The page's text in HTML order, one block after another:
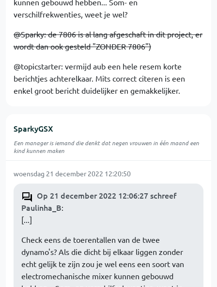
kunnen gebouwd hebben... Som- en
verschilfrekwenties, weet je wel?
@Sparky: de 7806 is al lang afgeschaft in dit project, er
wordt dan ook gesteld "ZONDER 7806")
@topicstarter: vermijd aub een hele resem korte
berichtjes achterelkaar. Mits correct citeren is een
enkel groot bericht duidelijker en gemakkelijker.
SparkyGSX
Een manager is iemand die denkt dat negen vrouwen in één maand een
kind kunnen maken
woensdag 21 december 2022 12:20:50
Op 21 december 2022 12:06:27 schreef
Paulinha_B:
[...]
Check eens de toerentallen van de twee
dynamo's? Als die dicht bij elkaar liggen zonder
echt gelijk te zijn zou je wel eens een soort van
electromechanische mixer kunnen gebouwd